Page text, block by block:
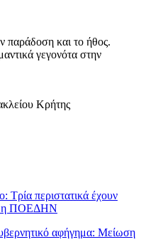
παράδοση και το ήθος.
γεγονότα στην
Κρήτης
περιστατικά έχουν
η ΠΟΕΔΗΝ
αφήγημα: Μείωση